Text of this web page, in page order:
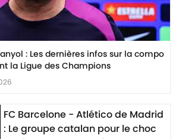
: Les dernières infos sur la compo
la Ligue des Champions
FC Barcelone - Atlético de Madrid
: Le groupe catalan pour le choc